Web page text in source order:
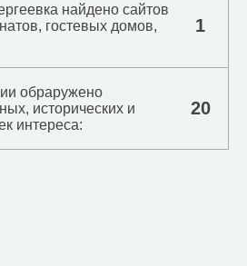
найдено сайтов
гостевых домов,
1
обраружено
исторических и
интереса:
20